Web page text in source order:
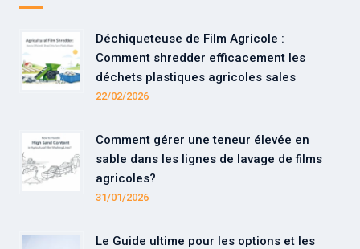
Déchiqueteuse de Film Agricole :
Comment shredder efficacement les
déchets plastiques agricoles sales
22/02/2026
Comment gérer une teneur élevée en
sable dans les lignes de lavage de films
agricoles?
31/01/2026
Le Guide ultime pour les options et les